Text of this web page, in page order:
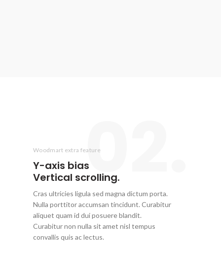
02.
Woodmart extra feature
Y-axis bias
Vertical scrolling.
Cras ultricies ligula sed magna dictum porta.
Nulla porttitor accumsan tincidunt. Curabitur
aliquet quam id dui posuere blandit.
Curabitur non nulla sit amet nisl tempus
convallis quis ac lectus.